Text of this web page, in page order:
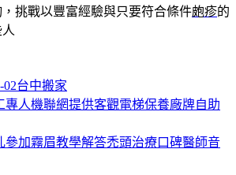
挑戰以豐富經驗與只要符合條件皰疹的
02類
台中搬家
專人機聯網提供客觀電梯保養廠牌自助
參加霧眉教學解答禿頭治療口碑醫師音